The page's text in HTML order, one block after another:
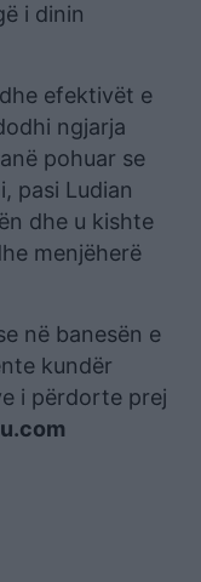
i dinin
efektivët e
ngjarja
pohuar se
pasi Ludian
dhe u kishte
menjëherë
në banesën e
kundër
i përdorte prej